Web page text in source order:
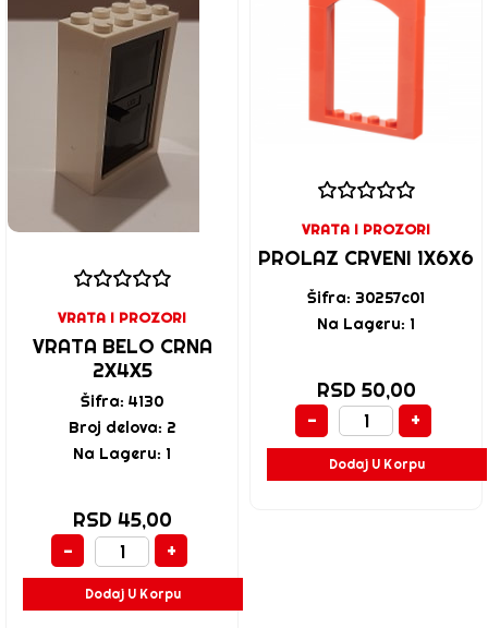
VRATA I PROZORI
VRATA BELO CRNA
2X4X5
Šifra: 4130
Broj delova: 2
Na Lageru: 1
RSD 45,00
-
+
Dodaj U Korpu
VRATA I PROZORI
PROLAZ CRVENI 1X6X6
Šifra: 30257c01
Na Lageru: 1
RSD 50,00
-
+
Dodaj U Korpu